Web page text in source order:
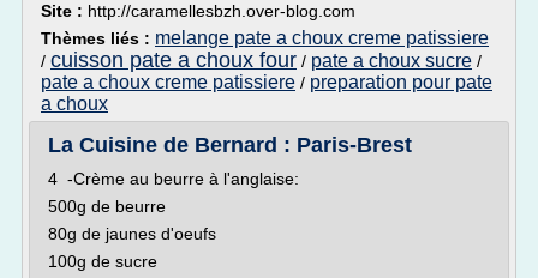
Site : http://caramellesbzh.over-blog.com
Thèmes liés : melange pate a choux creme patissiere
/ cuisson pate a choux four / pate a choux sucre /
pate a choux creme patissiere / preparation pour pate
a choux
La Cuisine de Bernard : Paris-Brest
4 -Crème au beurre à l'anglaise:
500g de beurre
80g de jaunes d'oeufs
100g de sucre